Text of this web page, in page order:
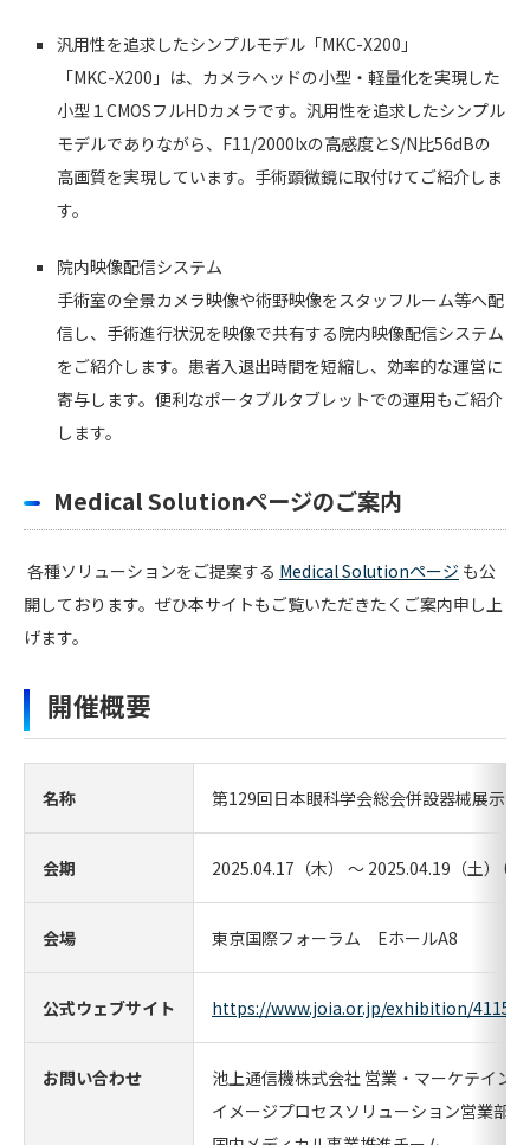
汎用性を追求したシンプルモデル「MKC-X200」
「MKC-X200」は、カメラヘッドの小型・軽量化を実現した
小型１CMOSフルHDカメラです。汎用性を追求したシンプル
モデルでありながら、F11/2000lxの高感度とS/N比56dBの
高画質を実現しています。手術顕微鏡に取付けてご紹介しま
す。
院内映像配信システム
手術室の全景カメラ映像や術野映像をスタッフルーム等へ配
信し、手術進行状況を映像で共有する院内映像配信システム
をご紹介します。患者入退出時間を短縮し、効率的な運営に
寄与します。便利なポータブルタブレットでの運用もご紹介
します。
Medical Solutionページのご案内
各種ソリューションをご提案する Medical Solutionページ も公
開しております。ぜひ本サイトもご覧いただきたくご案内申し上
げます。
開催概要
名称 第129回日本眼科学会総会併設器械展示会
会期 2025.04.17（木） ～ 2025.04.19（土）
会場 東京国際フォーラム EホールA8
公式ウェブサイト https://www.joia.or.jp/exhibition/41157/
お問い合わせ
池上通信機株式会社 営業・マーケテイン
イメージプロセスソリューション営業部